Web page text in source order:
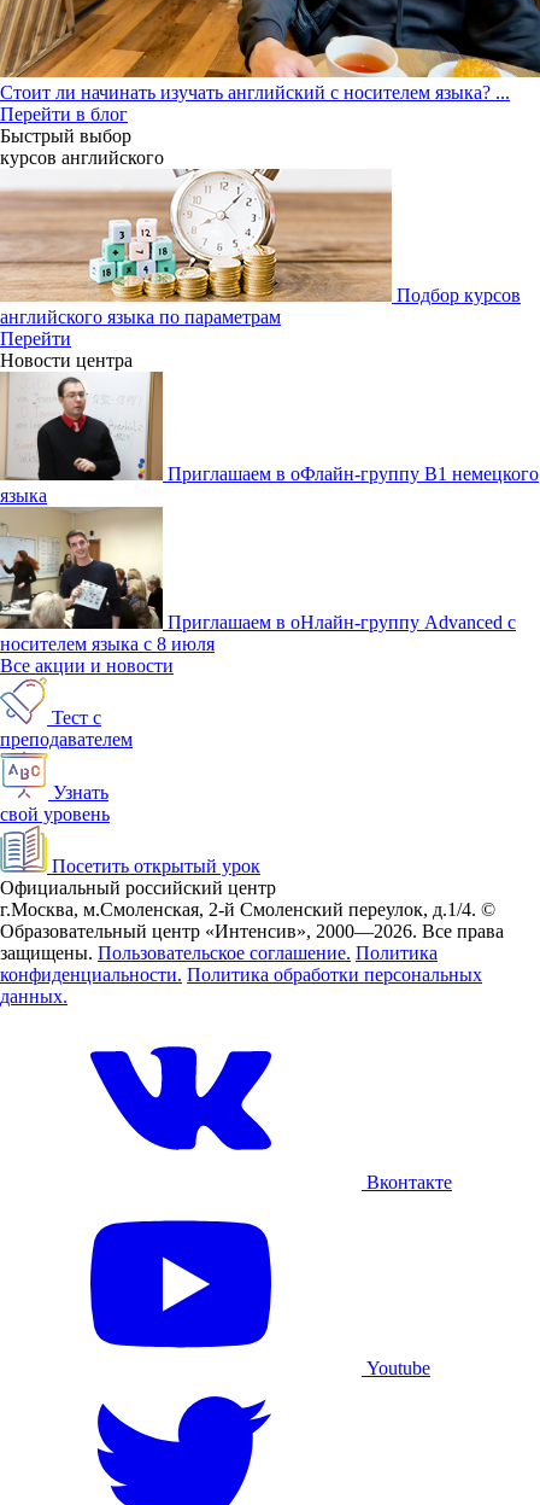
Стоит ли начинать изучать английский с носителем языка? ...
Перейти в блог
Быстрый выбор
курсов английcкого
Подбор курсов
английского языка по параметрам
Перейти
Новости центра
Приглашаем в оФлайн-группу В1 немецкого
языка
Приглашаем в оНлайн-группу Advanced с
носителем языка с 8 июля
Все акции и новости
Тест с
преподавателем
Узнать
свой уровень
Посетить открытый урок
Официальный российский центр
г.Москва, м.Смоленская, 2-й Смоленский переулок, д.1/4. ©
Образовательный центр «Интенсив», 2000—2026. Все права
защищены. Пользовательское соглашение. Политика
конфиденциальности. Политика обработки персональных
данных.
Вконтакте
Youtube